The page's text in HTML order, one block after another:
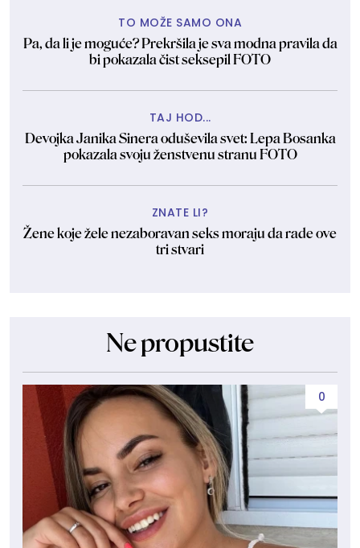
TO MOŽE SAMO ONA
Pa, da li je moguće? Prekršila je sva modna pravila da
bi pokazala čist seksepil FOTO
TAJ HOD...
Devojka Janika Sinera oduševila svet: Lepa Bosanka
pokazala svoju ženstvenu stranu FOTO
ZNATE LI?
Žene koje žele nezaboravan seks moraju da rade ove
tri stvari
Ne propustite
0